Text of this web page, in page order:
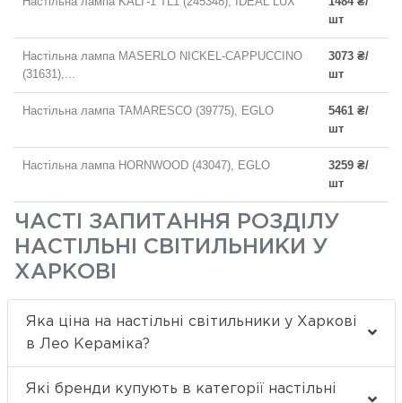
шт
Настільна лампа MASERLO NICKEL-CAPPUCCINO
(31631),...
3073 ₴/
шт
Настільна лампа TAMARESCO (39775), EGLO
5461 ₴/
шт
Настільна лампа HORNWOOD (43047), EGLO
3259 ₴/
шт
ЧАСТІ ЗАПИТАННЯ РОЗДІЛУ
НАСТІЛЬНІ СВІТИЛЬНИКИ У
ХАРКОВІ
Яка ціна на настільні світильники у Харкові
в Лео Кераміка?
Які бренди купують в категорії настільні